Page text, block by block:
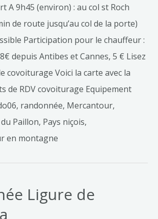
A 9h45 (environ) : au col st Roch
de route jusqu’au col de la porte)
Participation pour le chauffeur :
depuis Antibes et Cannes, 5 € Lisez
covoiturage Voici la carte avec la
de RDV covoiturage Equipement
randonnée, Mercantour,
Paillon, Pays niçois,
en montagne
Ligure de